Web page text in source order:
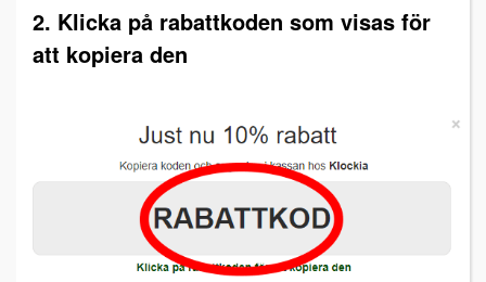
2. Klicka på rabattkoden som visas för
att kopiera den